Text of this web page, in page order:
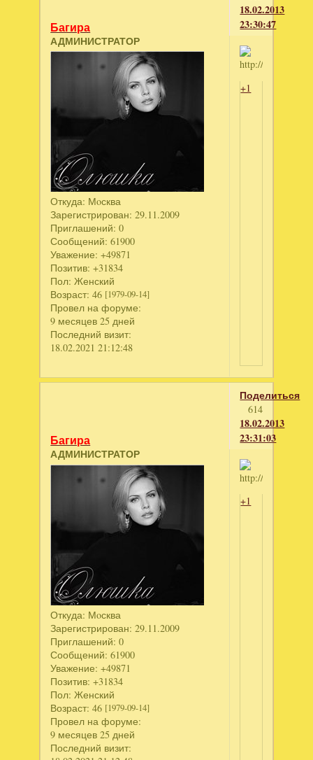
18.02.2013
23:30:47
Багира
АДМИНИСТРАТОР
Откуда: Мoсква
Зарегистрирован: 29.11.2009
Приглашений: 0
Сообщений: 61900
Уважение: +49871
Позитив: +31834
Пол: Женский
Возраст: 46 [1979-09-14]
Провел на форуме:
9 месяцев 25 дней
Последний визит:
18.02.2021 21:12:48
+1
Поделиться
614
18.02.2013
23:31:03
Багира
АДМИНИСТРАТОР
Откуда: Мoсква
Зарегистрирован: 29.11.2009
Приглашений: 0
Сообщений: 61900
Уважение: +49871
Позитив: +31834
Пол: Женский
Возраст: 46 [1979-09-14]
Провел на форуме:
9 месяцев 25 дней
Последний визит:
+1